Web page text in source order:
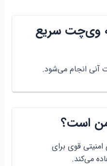
وی‌چت سریع
آنی انجام می‌شود.
است؟
قوی برای
می‌کند.